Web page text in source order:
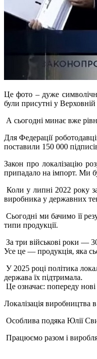
Це фото – дуже
були присутні у
А сьогодні минає вже
Для Федерації
поставили 150 000
Закон про локалізацію
припадало на імпорт. Ми
Коли у липні 2022 року
виробника у державних
Сьогодні ми бачимо її
типи продукції.
За три військові роки —
Усе це — продукція, яка
У 2025 році політика
держава їх підтримала.
Це означає: попереду нові
Локалізація
Особлива подяка Юлії
Працюємо разом і